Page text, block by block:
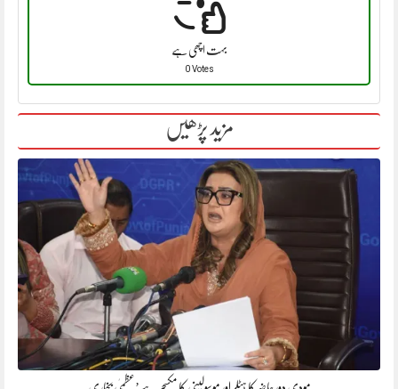
بہت اچھی ہے
0 Votes
مزید پڑھیں